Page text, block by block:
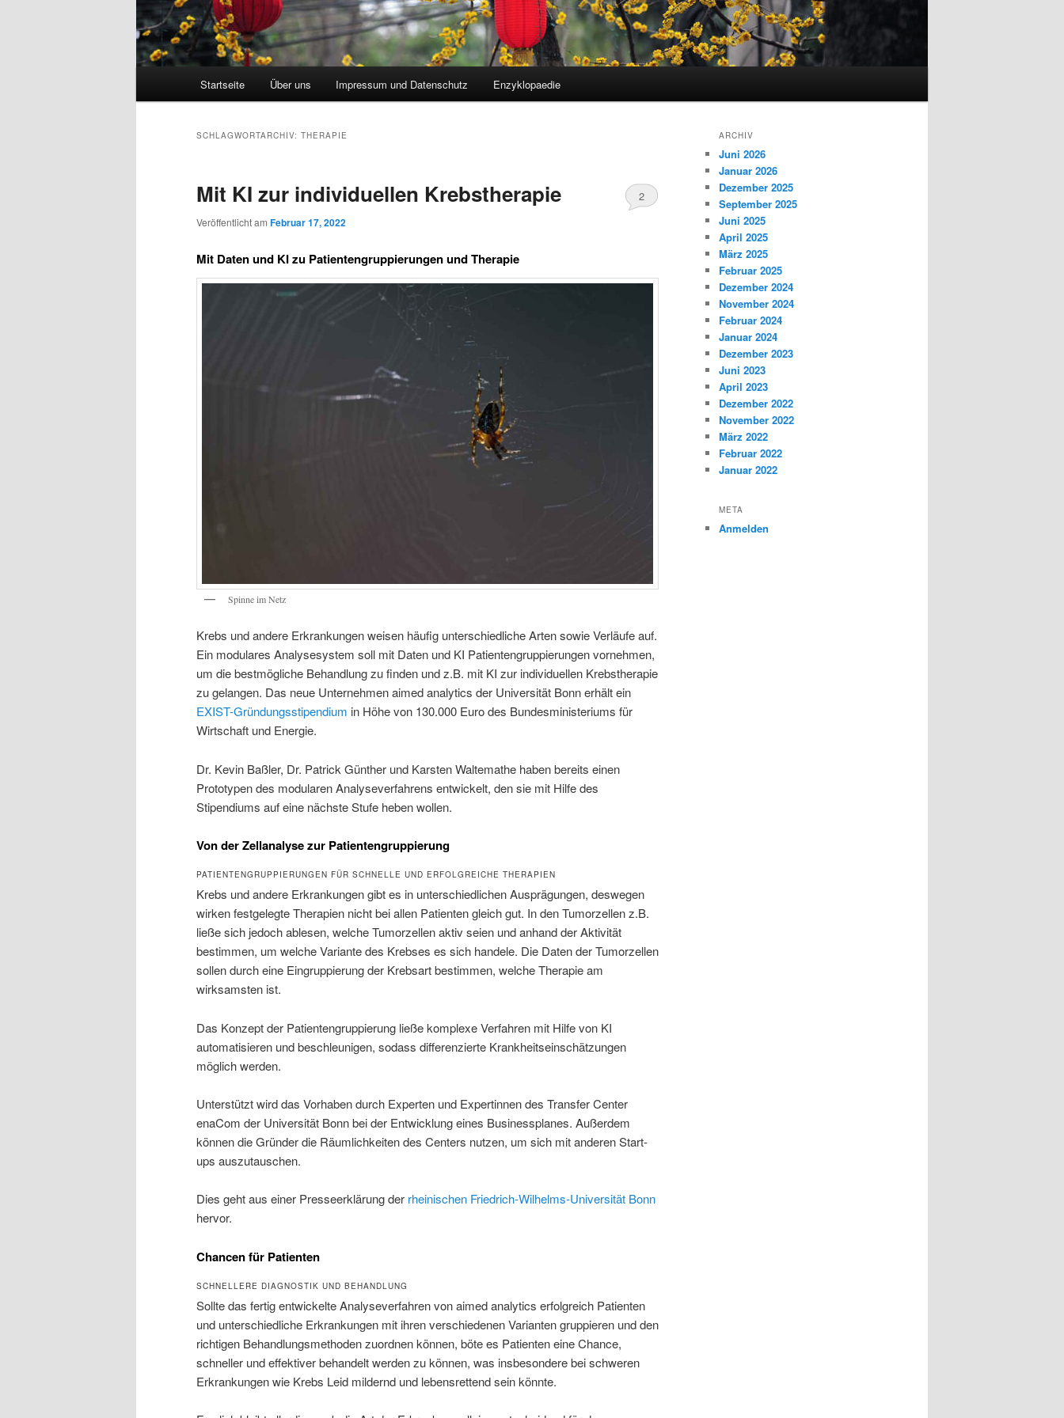
Startseite Über uns Impressum und Datenschutz Enzyklopaedie
SCHLAGWORTARCHIV: THERAPIE
Mit KI zur individuellen Krebstherapie
Veröffentlicht am Februar 17, 2022
2
Mit Daten und KI zu Patientengruppierungen und Therapie
Spinne im Netz
Krebs und andere Erkrankungen weisen häufig unterschiedliche Arten sowie Verläufe auf.
Ein modulares Analysesystem soll mit Daten und KI Patientengruppierungen vornehmen,
um die bestmögliche Behandlung zu finden und z.B. mit KI zur individuellen Krebstherapie
zu gelangen. Das neue Unternehmen aimed analytics der Universität Bonn erhält ein
EXIST-Gründungsstipendium in Höhe von 130.000 Euro des Bundesministeriums für
Wirtschaft und Energie.
Dr. Kevin Baßler, Dr. Patrick Günther und Karsten Waltemathe haben bereits einen
Prototypen des modularen Analyseverfahrens entwickelt, den sie mit Hilfe des
Stipendiums auf eine nächste Stufe heben wollen.
Von der Zellanalyse zur Patientengruppierung
PATIENTENGRUPPIERUNGEN FÜR SCHNELLE UND ERFOLGREICHE THERAPIEN
Krebs und andere Erkrankungen gibt es in unterschiedlichen Ausprägungen, deswegen
wirken festgelegte Therapien nicht bei allen Patienten gleich gut. In den Tumorzellen z.B.
ließe sich jedoch ablesen, welche Tumorzellen aktiv seien und anhand der Aktivität
bestimmen, um welche Variante des Krebses es sich handele. Die Daten der Tumorzellen
sollen durch eine Eingruppierung der Krebsart bestimmen, welche Therapie am
wirksamsten ist.
Das Konzept der Patientengruppierung ließe komplexe Verfahren mit Hilfe von KI
automatisieren und beschleunigen, sodass differenzierte Krankheitseinschätzungen
möglich werden.
Unterstützt wird das Vorhaben durch Experten und Expertinnen des Transfer Center
enaCom der Universität Bonn bei der Entwicklung eines Businessplanes. Außerdem
können die Gründer die Räumlichkeiten des Centers nutzen, um sich mit anderen Start-
ups auszutauschen.
Dies geht aus einer Presseerklärung der rheinischen Friedrich-Wilhelms-Universität Bonn
hervor.
Chancen für Patienten
SCHNELLERE DIAGNOSTIK UND BEHANDLUNG
Sollte das fertig entwickelte Analyseverfahren von aimed analytics erfolgreich Patienten
und unterschiedliche Erkrankungen mit ihren verschiedenen Varianten gruppieren und den
richtigen Behandlungsmethoden zuordnen können, böte es Patienten eine Chance,
schneller und effektiver behandelt werden zu können, was insbesondere bei schweren
Erkrankungen wie Krebs Leid mildernd und lebensrettend sein könnte.
ARCHIV
Juni 2026
Januar 2026
Dezember 2025
September 2025
Juni 2025
April 2025
März 2025
Februar 2025
Dezember 2024
November 2024
Februar 2024
Januar 2024
Dezember 2023
Juni 2023
April 2023
Dezember 2022
November 2022
März 2022
Februar 2022
Januar 2022
META
Anmelden